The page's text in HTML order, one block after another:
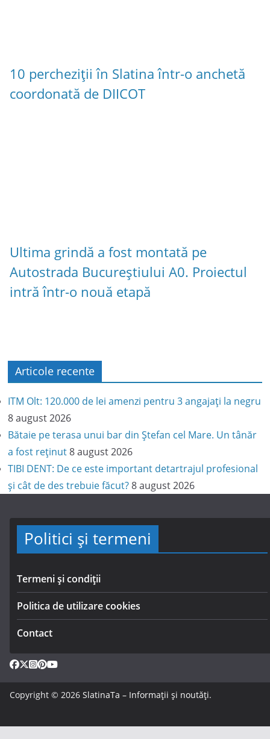
10 percheziții în Slatina într-o anchetă
coordonată de DIICOT
Ultima grindă a fost montată pe
Autostrada Bucureștiului A0. Proiectul
intră într-o nouă etapă
Articole recente
ITM Olt: 120.000 de lei amenzi pentru 3 angajați la negru
8 august 2026
Bătaie pe terasa unui bar din Ștefan cel Mare. Un tânăr
a fost reținut 8 august 2026
TIBI DENT: De ce este important detartrajul profesional
și cât de des trebuie făcut? 8 august 2026
Politici și termeni
Termeni și condiții
Politica de utilizare cookies
Contact
Copyright © 2026 SlatinaTa – Informații și noutăți.